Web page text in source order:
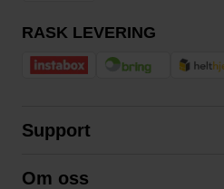
RASK LEVERING
Support
Om oss